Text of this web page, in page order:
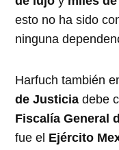
esto no ha sido
ninguna
Harfuch también
de Justicia debe
Fiscalía General
fue el Ejército